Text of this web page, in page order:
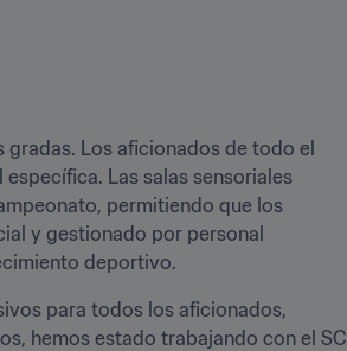
Los aficionados de todo el
Las salas sensoriales
permitiendo que los
y gestionado por personal
deportivo.
para todos los aficionados,
hemos estado trabajando con el SC